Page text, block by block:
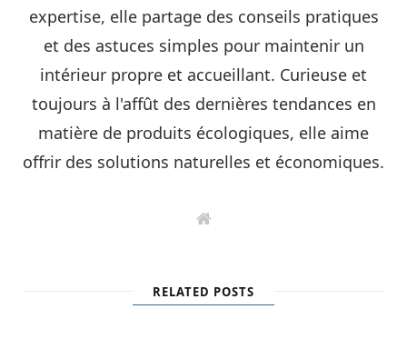
expertise, elle partage des conseils pratiques
et des astuces simples pour maintenir un
intérieur propre et accueillant. Curieuse et
toujours à l'affût des dernières tendances en
matière de produits écologiques, elle aime
offrir des solutions naturelles et économiques.
W
i
t
RELATED POSTS